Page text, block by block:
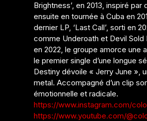
Brightness’, en 2013, inspiré
ensuite en tournée à Cuba en
dernier LP, ‘Last Call’, sorti en
comme Underoath et Devil Sold
en 2022, le groupe amorce une
le premier single d’une longue
Destiny dévoile « Jerry June »,
metal. Accompagné d’un clip
émotionnelle et radicale.
https://www.instagram.com/
https://www.youtube.com/